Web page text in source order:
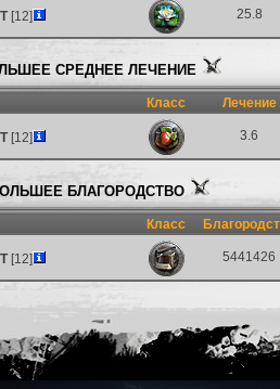
[12] 25.8
СРЕДНЕЕ ЛЕЧЕНИЕ
Класс Лечение
[12] 3.6
БЛАГОРОДСТВО
Класс
[12] 5441426